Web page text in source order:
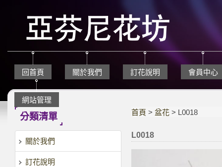
回首頁 關於我們 訂花說明 會員中心
網站管理
分類清單
關於我們
訂花說明
首頁 >盆花 > L0018
L0018